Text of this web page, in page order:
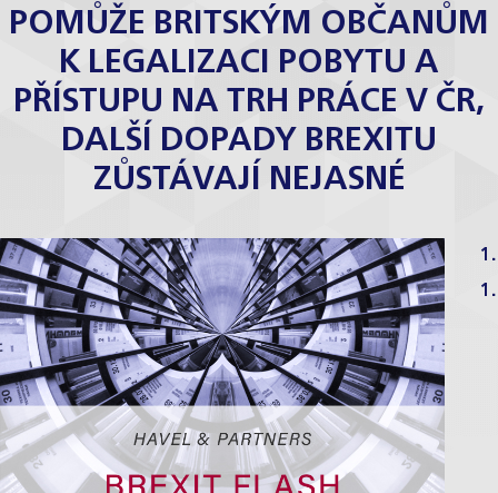
POMŮŽE BRITSKÝM OBČANŮM
K LEGALIZACI POBYTU A
PŘÍSTUPU NA TRH PRÁCE V ČR,
DALŠÍ DOPADY BREXITU
ZŮSTÁVAJÍ NEJASNÉ
1.
1.